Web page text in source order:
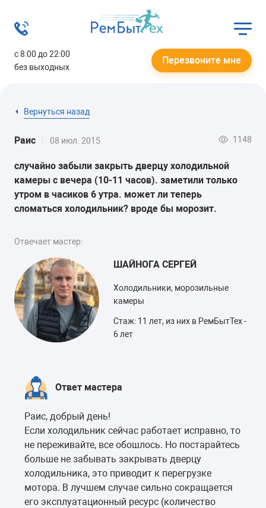
с 8:00 до 22:00
без выходных
Перезвоните мне
Вернуться назад
Раис 08 июл. 2015 1148
случайно забыли закрыть дверцу холодильной
камеры с вечера (10-11 часов). заметили только
утром в часиков 6 утра. может ли теперь
сломаться холодильник? вроде бы морозит.
Отвечает мастер:
ШАЙНОГА СЕРГЕЙ
Холодильники, морозильные
камеры
Стаж: 11 лет, из них в РемБытТех -
6 лет
Ответ мастера
Раис, добрый день!
Если холодильник сейчас работает исправно, то
не переживайте, все обошлось. Но постарайтесь
больше не забывать закрывать дверцу
холодильника, это приводит к перегрузке
мотора. В лучшем случае сильно сокращается
его эксплуатационный ресурс (количество